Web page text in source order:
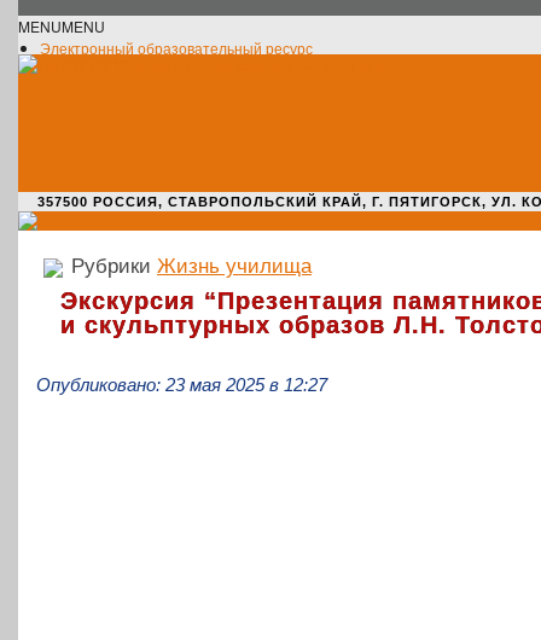
MENUMENU
Электронный образовательный ресурс
357500 РОССИЯ, СТАВРОПОЛЬСКИЙ КРАЙ, Г. ПЯТИГОРСК, УЛ.
Рубрики Жизнь училища
Экскурсия “Презентация
и скульптурных образов Л.Н.
Опубликовано: 23 мая 2025 в 12:27